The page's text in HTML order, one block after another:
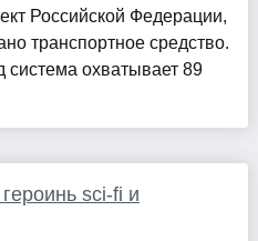
Российской Федерации,
транспортное средство.
система охватывает 89
sci-fi и